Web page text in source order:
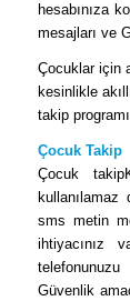
hesabınıza
mesajları ve
Çocuklar için
kesinlikle
takip
Çocuk Takip
Çocuk
kullanılamaz
sms metin
ihtiyacınız
Güvenlik